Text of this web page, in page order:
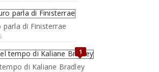
parla di Finisterrae
1
di Kaliane Bradley